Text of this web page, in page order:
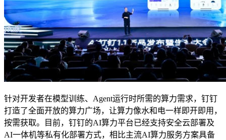
针对开发者在模型训练、Agent运行时所需的算力需求，钉钉
打造了全面开放的算力广场，让算力像水和电一样即开即用，
按需获取。目前，钉钉的AI算力平台已经支持安全云部署及
AI一体机等私有化部署方式，相比主流AI算力服务方案具备